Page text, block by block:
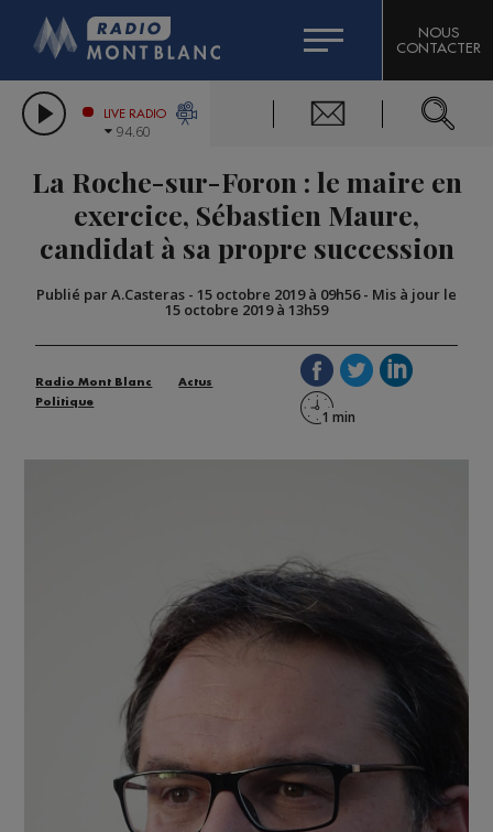
LES CHRONIQUES DE L'EXPERT
CITIZEN MACHINERY
GRAND MASSIF DOMAINES SKIABLES
BIGARD
COMPAGNIE DU MONT-BLANC
NOUS
CONTACTER
LIVE RADIO
94.60
La Roche-sur-Foron : le maire en
exercice, Sébastien Maure,
candidat à sa propre succession
Publié par A.Casteras - 15 octobre 2019 à 09h56- Mis à jour le
15 octobre 2019 à 13h59
Radio Mont Blanc
Actus
Politique